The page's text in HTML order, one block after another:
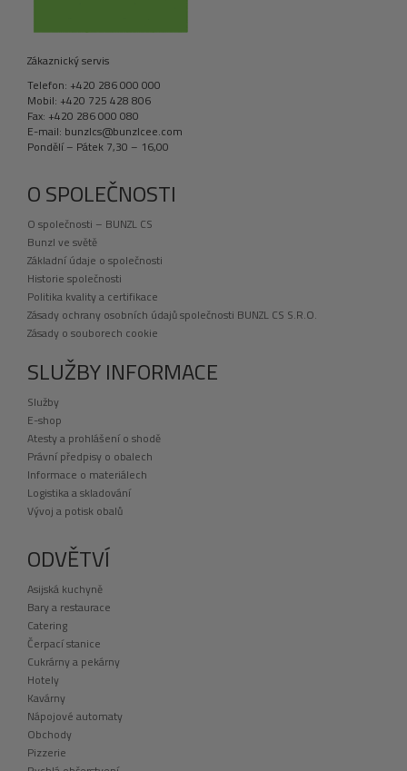
Zákaznický servis
Telefon: +420 286 000 000
Mobil: +420 725 428 806
Fax: +420 286 000 080
E-mail: bunzlcs@bunzlcee.com
Pondělí – Pátek 7,30 – 16,00
O SPOLEČNOSTI
O společnosti – BUNZL CS
Bunzl ve světě
Základní údaje o společnosti
Historie společnosti
Politika kvality a certifikace
Zásady ochrany osobních údajů společnosti BUNZL CS S.R.O.
Zásady o souborech cookie
SLUŽBY INFORMACE
Služby
E-shop
Atesty a prohlášení o shodě
Právní předpisy o obalech
Informace o materiálech
Logistika a skladování
Vývoj a potisk obalů
ODVĚTVÍ
Asijská kuchyně
Bary a restaurace
Catering
Čerpací stanice
Cukrárny a pekárny
Hotely
Kavárny
Nápojové automaty
Obchody
Pizzerie